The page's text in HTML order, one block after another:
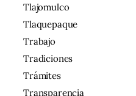
Tlajomulco
Tlaquepaque
Trabajo
Tradiciones
Trámites
Transparencia